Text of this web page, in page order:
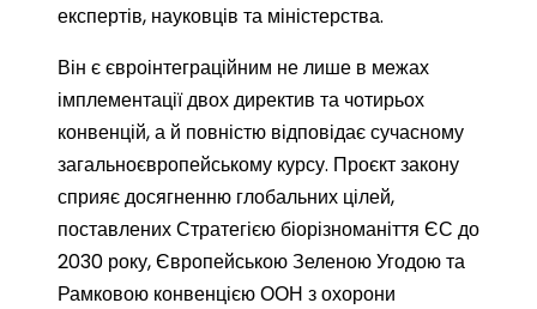
експертів, науковців та міністерства.
Він є євроінтеграційним не лише в межах
імплементації двох директив та чотирьох
конвенцій, а й повністю відповідає сучасному
загальноєвропейському курсу. Проєкт закону
сприяє досягненню глобальних цілей,
поставлених Стратегією біорізноманіття ЄС до
2030 року, Європейською Зеленою Угодою та
Рамковою конвенцією ООН з охорони